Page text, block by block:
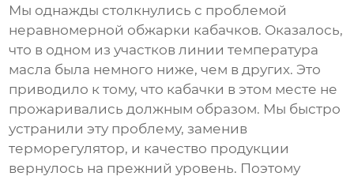
Мы однажды столкнулись с проблемой
неравномерной обжарки кабачков. Оказалось,
что в одном из участков линии температура
масла была немного ниже, чем в других. Это
приводило к тому, что кабачки в этом месте не
прожаривались должным образом. Мы быстро
устранили эту проблему, заменив
терморегулятор, и качество продукции
вернулось на прежний уровень. Поэтому